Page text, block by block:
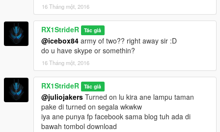
16 Tháng một, 2016
RX1StrideR Tác giả
@icebox84 army of two?? right away sir :D
do u have skype or somethin?
16 Tháng một, 2016
RX1StrideR Tác giả
@juliojakers Turned on lu kira ane lampu taman
pake di turned on segala wkwkw
iya ane punya fp facebook sama blog tuh ada di
bawah tombol download